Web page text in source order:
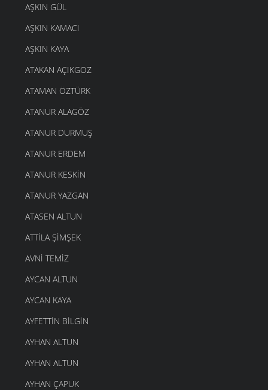
AŞKIN GÜL
AŞKIN KAMACI
AŞKIN KAYA
ATAKAN AÇIKGOZ
ATAMAN ÖZTÜRK
ATANUR ALAGÖZ
ATANUR DURMUŞ
ATANUR ERDEM
ATANUR KESKIN
ATANUR YAZGAN
ATASEN ALTUN
ATTILA ŞIMŞEK
AVNI TEMIZ
AYCAN ALTUN
AYCAN KAYA
AYFETTIN BILGIN
AYHAN ALTUN
AYHAN ALTUN
AYHAN ÇAPUK